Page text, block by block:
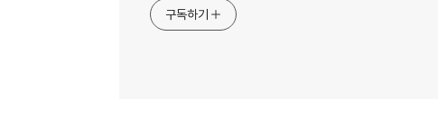
구독하기